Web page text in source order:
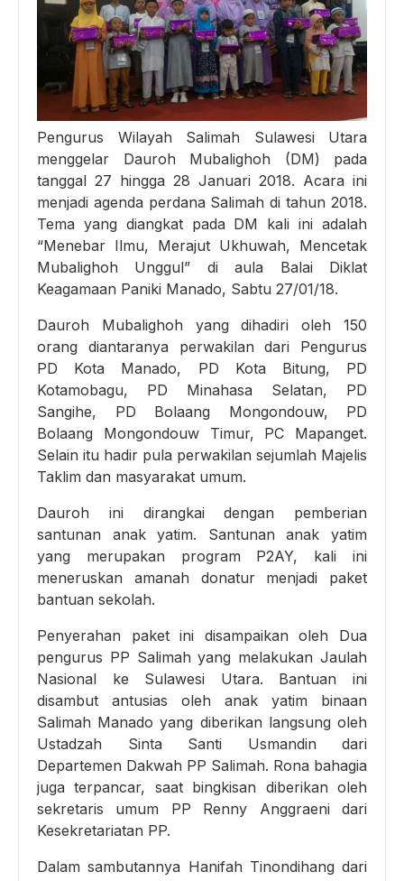
Pengurus Wilayah Salimah Sulawesi Utara
menggelar Dauroh Mubalighoh (DM) pada
tanggal 27 hingga 28 Januari 2018. Acara ini
menjadi agenda perdana Salimah di tahun 2018.
Tema yang diangkat pada DM kali ini adalah
“Menebar Ilmu, Merajut Ukhuwah, Mencetak
Mubalighoh Unggul” di aula Balai Diklat
Keagamaan Paniki Manado, Sabtu 27/01/18.
Dauroh Mubalighoh yang dihadiri oleh 150
orang diantaranya perwakilan dari Pengurus
PD Kota Manado, PD Kota Bitung, PD
Kotamobagu, PD Minahasa Selatan, PD
Sangihe, PD Bolaang Mongondouw, PD
Bolaang Mongondouw Timur, PC Mapanget.
Selain itu hadir pula perwakilan sejumlah Majelis
Taklim dan masyarakat umum.
Dauroh ini dirangkai dengan pemberian
santunan anak yatim. Santunan anak yatim
yang merupakan program P2AY, kali ini
meneruskan amanah donatur menjadi paket
bantuan sekolah.
Penyerahan paket ini disampaikan oleh Dua
pengurus PP Salimah yang melakukan Jaulah
Nasional ke Sulawesi Utara. Bantuan ini
disambut antusias oleh anak yatim binaan
Salimah Manado yang diberikan langsung oleh
Ustadzah Sinta Santi Usmandin dari
Departemen Dakwah PP Salimah. Rona bahagia
juga terpancar, saat bingkisan diberikan oleh
sekretaris umum PP Renny Anggraeni dari
Kesekretariatan PP.
Dalam sambutannya Hanifah Tinondihang dari